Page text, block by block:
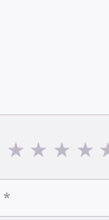
★
★
★
★